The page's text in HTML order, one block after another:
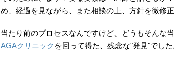
め、経過を見ながら、また相談の上、方針を微修正
当たり前のプロセスなんですけど、どうもそんな
AGAクリニック を回って得た、残念な"発見"でした